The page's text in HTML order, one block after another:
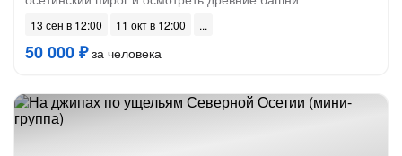
13 сен в 12:00 11 окт в 12:00
50 000 ₽за человека